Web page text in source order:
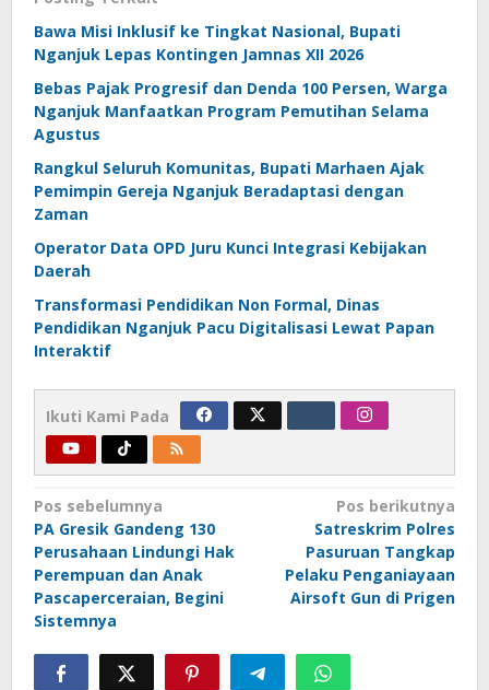
Bawa Misi Inklusif ke Tingkat Nasional, Bupati
Nganjuk Lepas Kontingen Jamnas XII 2026
Bebas Pajak Progresif dan Denda 100 Persen, Warga
Nganjuk Manfaatkan Program Pemutihan Selama
Agustus
Rangkul Seluruh Komunitas, Bupati Marhaen Ajak
Pemimpin Gereja Nganjuk Beradaptasi dengan
Zaman
Operator Data OPD Juru Kunci Integrasi Kebijakan
Daerah
Transformasi Pendidikan Non Formal, Dinas
Pendidikan Nganjuk Pacu Digitalisasi Lewat Papan
Interaktif
Ikuti Kami Pada
Navigasi
pos
Pos sebelumnya
PA Gresik Gandeng 130
Perusahaan Lindungi Hak
Perempuan dan Anak
Pascaperceraian, Begini
Sistemnya
Pos berikutnya
Satreskrim Polres
Pasuruan Tangkap
Pelaku Penganiayaan
Airsoft Gun di Prigen